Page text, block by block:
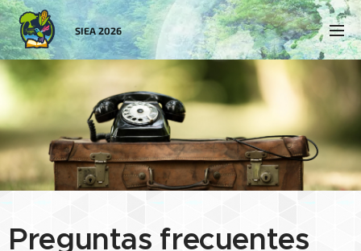
SIEA 2026
Preguntas frecuentes